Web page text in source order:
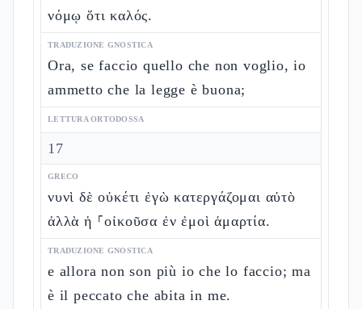
νόμῳ ὅτι καλός.
TRADUZIONE GNOSTICA
Ora, se faccio quello che non voglio, io
ammetto che la legge è buona;
LETTURA ORTODOSSA
17
GRECO
νυνὶ δὲ οὐκέτι ἐγὼ κατεργάζομαι αὐτὸ
ἀλλὰ ἡ ⸀οἰκοῦσα ἐν ἐμοὶ ἁμαρτία.
TRADUZIONE GNOSTICA
e allora non son più io che lo faccio; ma
è il peccato che abita in me.